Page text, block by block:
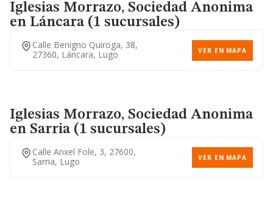
Iglesias Morrazo, Sociedad Anonima
en Láncara (1 sucursales)
Calle Benigno Quiroga, 38,
27360, Láncara, Lugo
VER EN MAPA
Iglesias Morrazo, Sociedad Anonima
en Sarria (1 sucursales)
Calle Anxel Fole, 3, 27600,
Sarria, Lugo
VER EN MAPA